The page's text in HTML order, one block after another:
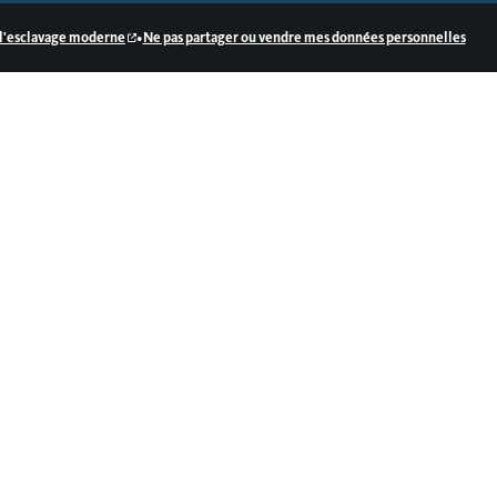
moderne •Ne pas partager ou vendre mes données personnelles